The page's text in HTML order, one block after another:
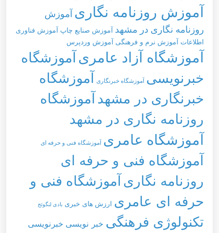
آموزش روزنامه نگاری آموزش
روزنامه نگاری در مشهد آموزش صنایع چاپ آموزش فناوری
اطلاعات آموزش نرم و فرهنگی آموزش وردپرس
آموزشگاه آزاد عامری آموزشگاه
خبرنویسی آموزشگاه خبرنگاری آموزشگاه
خبرنگاری در مشهد آموزشگاه
روزنامه نگاری در مشهد
آموزشگاه عامری آموزشگاه فنی و حرفه ای
آموزشگاه فنی و حرفه ای
روزنامه نگاری آموزشگاه فنی و
حرفه ای عامری ارزش های خبری بادی لنگوئج
تکنولوژی فرهنگی خبر نویسی خبرنویسی